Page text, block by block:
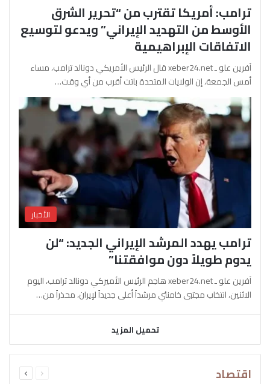
ترامب: أمريكا تقترب من “تحرير الشرق
الأوسط من التهديد الإيراني” ويدعو لتوسيع
الاتفاقات الإبراهيمية
آفرين علو ـ xeber24.net قال الرئيس الأمريكي دونالد ترامب، مساء
أمس الجمعة، إن الولايات المتحدة باتت أقرب من أي وقت…
الأخبار
ترامب يهدد المرشد الإيراني الجديد: “لن
يدوم طويلاً دون موافقتنا”
آفرين علو ـ xeber24.net هاجم الرئيس الأميركي دونالد ترامب، اليوم
الاثنين، انتخاب مجتبى خامنئي مرشداً أعلى جديداً لإيران، محذراً من…
تحميل المزيد
اقتصاد الصفحةالصفحة